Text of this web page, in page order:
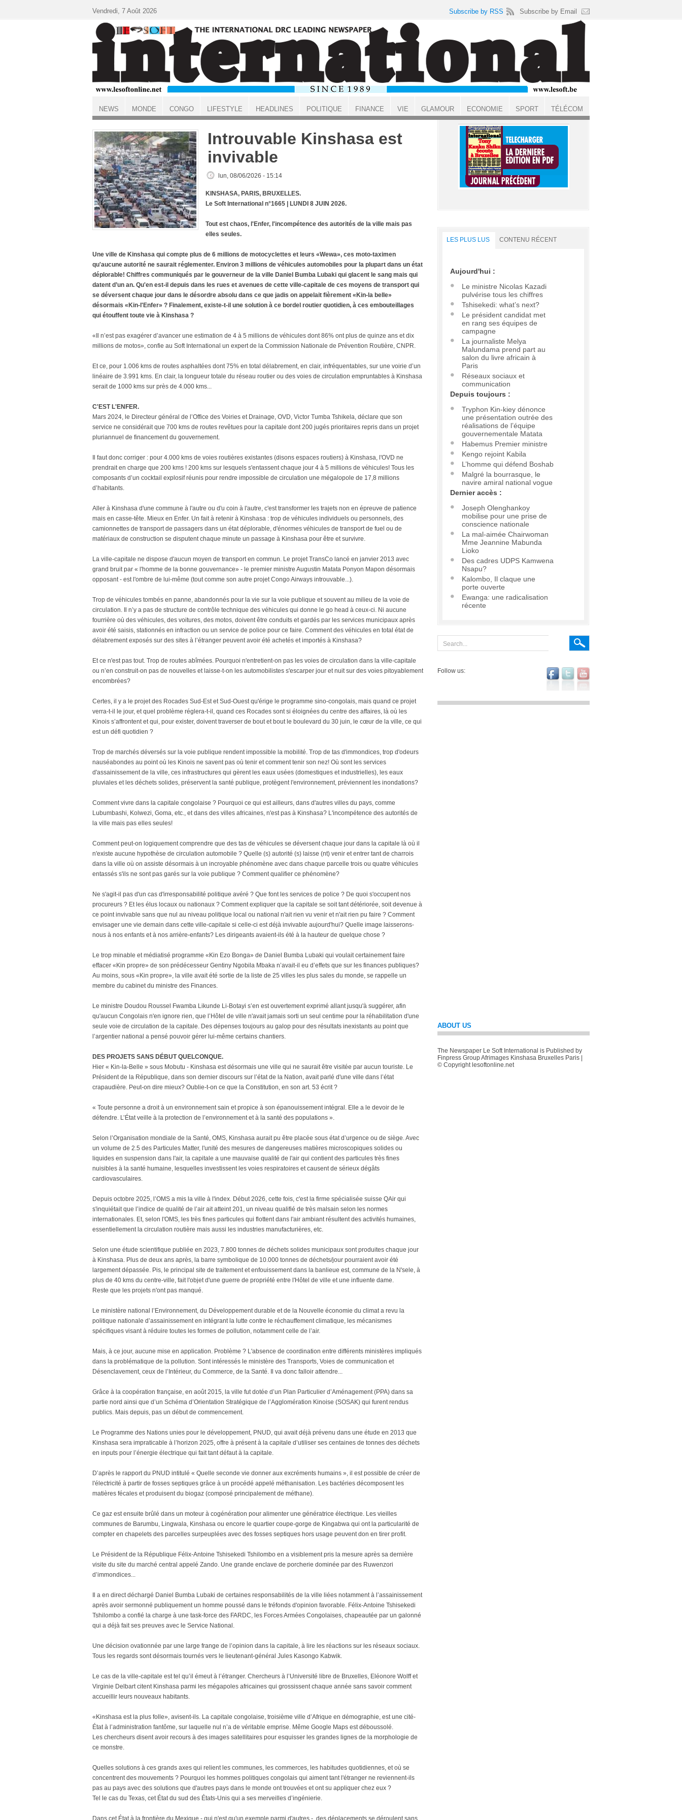
ACCUEIL
Introuvable Kinshasa est
invivable
lun, 08/06/2026 - 15:14
KINSHASA, PARIS, BRUXELLES.
Le Soft International n°1665 | LUNDI 8 JUIN 2026.
Tout est chaos, l'Enfer, l'incompétence des autorités de la ville mais pas
elles seules.
Une ville de Kinshasa qui compte plus de 6 millions de motocyclettes et leurs «Wewa», ces moto-taximen
qu'aucune autorité ne saurait réglementer. Environ 3 millions de véhicules automobiles pour la plupart dans un état
déplorable! Chiffres communiqués par le gouverneur de la ville Daniel Bumba Lubaki qui glacent le sang mais qui
datent d’un an. Qu'en est-il depuis dans les rues et avenues de cette ville-capitale de ces moyens de transport qui
se déversent chaque jour dans le désordre absolu dans ce que jadis on appelait fièrement «Kin-la belle»
désormais «Kin-l'Enfer» ? Finalement, existe-t-il une solution à ce bordel routier quotidien, à ces embouteillages
qui étouffent toute vie à Kinshasa ?
«Il n’est pas exagérer d’avancer une estimation de 4 à 5 millions de véhicules dont 86% ont plus de quinze ans et dix
millions de motos», confie au Soft International un expert de la Commission Nationale de Prévention Routière, CNPR.
Et ce, pour 1.006 kms de routes asphaltées dont 75% en total délabrement, en clair, infréquentables, sur une voirie d’un
linéaire de 3.991 kms. En clair, la longueur totale du réseau routier ou des voies de circulation empruntables à Kinshasa
serait de 1000 kms sur près de 4.000 kms...
C'EST L'ENFER.
Mars 2024, le Directeur général de l’Office des Voiries et Drainage, OVD, Victor Tumba Tshikela, déclare que son
service ne considérait que 700 kms de routes revêtues pour la capitale dont 200 jugés prioritaires repris dans un projet
pluriannuel de financement du gouvernement.
Il faut donc corriger : pour 4.000 kms de voies routières existantes (disons espaces routiers) à Kinshasa, l'OVD ne
prendrait en charge que 200 kms ! 200 kms sur lesquels s'entassent chaque jour 4 à 5 millions de véhicules! Tous les
composants d’un cocktail explosif réunis pour rendre impossible de circulation une mégalopole de 17,8 millions
d’habitants.
Aller à Kinshasa d'une commune à l'autre ou d'u coin à l'autre, c'est transformer les trajets non en épreuve de patience
mais en casse-tête. Mieux en Enfer. Un fait à retenir à Kinshasa : trop de véhicules individuels ou personnels, des
camionnettes de transport de passagers dans un état déplorable, d'énormes véhicules de transport de fuel ou de
matériaux de construction se disputent chaque minute un passage à Kinshasa pour être et survivre.
La ville-capitale ne dispose d'aucun moyen de transport en commun. Le projet TransCo lancé en janvier 2013 avec
grand bruit par « l'homme de la bonne gouvernance» - le premier ministre Augustin Matata Ponyon Mapon désormais
opposant - est l'ombre de lui-même (tout comme son autre projet Congo Airways introuvable...).
Trop de véhicules tombés en panne, abandonnés pour la vie sur la voie publique et souvent au milieu de la voie de
circulation. Il n’y a pas de structure de contrôle technique des véhicules qui donne le go head à ceux-ci. Ni aucune
fourrière où des véhicules, des voitures, des motos, doivent être conduits et gardés par les services municipaux après
avoir été saisis, stationnés en infraction ou un service de police pour ce faire. Comment des véhicules en total état de
délabrement exposés sur des sites à l’étranger peuvent avoir été achetés et importés à Kinshasa?
Et ce n'est pas tout. Trop de routes abîmées. Pourquoi n'entretient-on pas les voies de circulation dans la ville-capitale
ou n’en construit-on pas de nouvelles et laisse-t-on les automobilistes s'escarper jour et nuit sur des voies pitoyablement
encombrées?
Certes, il y a le projet des Rocades Sud-Est et Sud-Ouest qu'érige le programme sino-congolais, mais quand ce projet
verra-t-il le jour, et quel problème réglera-t-il, quand ces Rocades sont si éloignées du centre des affaires, là où les
Kinois s’affrontent et qui, pour exister, doivent traverser de bout et bout le boulevard du 30 juin, le cœur de la ville, ce qui
est un défi quotidien ?
Trop de marchés déversés sur la voie publique rendent impossible la mobilité. Trop de tas d'immondices, trop d'odeurs
nauséabondes au point où les Kinois ne savent pas où tenir et comment tenir son nez! Où sont les services
d'assainissement de la ville, ces infrastructures qui gèrent les eaux usées (domestiques et industrielles), les eaux
pluviales et les déchets solides, préservent la santé publique, protègent l'environnement, préviennent les inondations?
Comment vivre dans la capitale congolaise ? Pourquoi ce qui est ailleurs, dans d'autres villes du pays, comme
Lubumbashi, Kolwezi, Goma, etc., et dans des villes africaines, n'est pas à Kinshasa? L'incompétence des autorités de
la ville mais pas elles seules!
Comment peut-on logiquement comprendre que des tas de véhicules se déversent chaque jour dans la capitale là où il
n'existe aucune hypothèse de circulation automobile ? Quelle (s) autorité (s) laisse (nt) venir et entrer tant de charrois
dans la ville où on assiste désormais à un incroyable phénomène avec dans chaque parcelle trois ou quatre véhicules
entassés s'ils ne sont pas garés sur la voie publique ? Comment qualifier ce phénomène?
Ne s'agit-il pas d'un cas d'irresponsabilité politique avéré ? Que font les services de police ? De quoi s'occupent nos
procureurs ? Et les élus locaux ou nationaux ? Comment expliquer que la capitale se soit tant détériorée, soit devenue à
ce point invivable sans que nul au niveau politique local ou national n'ait rien vu venir et n'ait rien pu faire ? Comment
envisager une vie demain dans cette ville-capitale si celle-ci est déjà invivable aujourd'hui? Quelle image laisserons-
nous à nos enfants et à nos arrière-enfants? Les dirigeants avaient-ils été à la hauteur de quelque chose ?
Le trop minable et médiatisé programme «Kin Ezo Bonga» de Daniel Bumba Lubaki qui voulait certainement faire
effacer «Kin propre» de son prédécesseur Gentiny Ngobila Mbaka n’avait-il eu d’effets que sur les finances publiques?
Au moins, sous «Kin propre», la ville avait été sortie de la liste de 25 villes les plus sales du monde, se rappelle un
membre du cabinet du ministre des Finances.
Le ministre Doudou Roussel Fwamba Likunde Li-Botayi s’en est ouvertement exprimé allant jusqu'à suggérer, afin
qu'aucun Congolais n'en ignore rien, que l’Hôtel de ville n'avait jamais sorti un seul centime pour la réhabilitation d'une
seule voie de circulation de la capitale. Des dépenses toujours au galop pour des résultats inexistants au point que
l’argentier national a pensé pouvoir gérer lui-même certains chantiers.
DES PROJETS SANS DÉBUT QUELCONQUE.
Hier « Kin-la-Belle » sous Mobutu - Kinshasa est désormais une ville qui ne saurait être visitée par aucun touriste. Le
Président de la République, dans son dernier discours sur l’état de la Nation, avait parlé d'une ville dans l’état
crapaudière. Peut-on dire mieux? Oublie-t-on ce que la Constitution, en son art. 53 écrit ?
« Toute personne a droit à un environnement sain et propice à son épanouissement intégral. Elle a le devoir de le
défendre. L’État veille à la protection de l’environnement et à la santé des populations ».
Selon l’Organisation mondiale de la Santé, OMS, Kinshasa aurait pu être placée sous état d’urgence ou de siège. Avec
un volume de 2.5 des Particules Matter, l'unité des mesures de dangereuses matières microscopiques solides ou
liquides en suspension dans l'air, la capitale a une mauvaise qualité de l'air qui contient des particules très fines
nuisibles à la santé humaine, lesquelles investissent les voies respiratoires et causent de sérieux dégâts
cardiovasculaires.
Depuis octobre 2025, l’OMS a mis la ville à l'index. Début 2026, cette fois, c'est la firme spécialisée suisse QAir qui
s'inquiétait que l’indice de qualité de l’air ait atteint 201, un niveau qualifié de très malsain selon les normes
internationales. Et, selon l'OMS, les très fines particules qui flottent dans l'air ambiant résultent des activités humaines,
essentiellement la circulation routière mais aussi les industries manufacturières, etc.
Selon une étude scientifique publiée en 2023, 7.800 tonnes de déchets solides municipaux sont produites chaque jour
à Kinshasa. Plus de deux ans après, la barre symbolique de 10.000 tonnes de déchets/jour pourraient avoir été
largement dépassée. Pis, le principal site de traitement et enfouissement dans la banlieue est, commune de la N'sele, à
plus de 40 kms du centre-ville, fait l'objet d'une guerre de propriété entre l'Hôtel de ville et une influente dame.
Reste que les projets n'ont pas manqué.
Le ministère national l’Environnement, du Développement durable et de la Nouvelle économie du climat a revu la
politique nationale d’assainissement en intégrant la lutte contre le réchauffement climatique, les mécanismes
spécifiques visant à réduire toutes les formes de pollution, notamment celle de l’air.
Mais, à ce jour, aucune mise en application. Problème ? L'absence de coordination entre différents ministères impliqués
dans la problématique de la pollution. Sont intéressés le ministère des Transports, Voies de communication et
Désenclavement, ceux de l’Intérieur, du Commerce, de la Santé. Il va donc falloir attendre...
Grâce à la coopération française, en août 2015, la ville fut dotée d’un Plan Particulier d’Aménagement (PPA) dans sa
partie nord ainsi que d’un Schéma d’Orientation Stratégique de l’Agglomération Kinoise (SOSAK) qui furent rendus
publics. Mais depuis, pas un début de commencement.
Le Programme des Nations unies pour le développement, PNUD, qui avait déjà prévenu dans une étude en 2013 que
Kinshasa sera impraticable à l’horizon 2025, offre à présent à la capitale d’utiliser ses centaines de tonnes des déchets
en inputs pour l’énergie électrique qui fait tant défaut à la capitale.
D’après le rapport du PNUD intitulé « Quelle seconde vie donner aux excréments humains », il est possible de créer de
l'électricité à partir de fosses septiques grâce à un procédé appelé méthanisation. Les bactéries décomposent les
matières fécales et produisent du biogaz (composé principalement de méthane).
Ce gaz est ensuite brûlé dans un moteur à cogénération pour alimenter une génératrice électrique. Les vieilles
communes de Barumbu, Lingwala, Kinshasa ou encore le quartier coupe-gorge de Kingabwa qui ont la particularité de
compter en chapelets des parcelles surpeuplées avec des fosses septiques hors usage peuvent don en tirer profit.
Le Président de la République Félix-Antoine Tshisekedi Tshilombo en a visiblement pris la mesure après sa dernière
visite du site du marché central appelé Zando. Une grande enclave de porcherie dominée par des Ruwenzori
d’immondices...
Il a en direct déchargé Daniel Bumba Lubaki de certaines responsabilités de la ville liées notamment à l’assainissement
après avoir sermonné publiquement un homme poussé dans le tréfonds d'opinion favorable. Félix-Antoine Tshisekedi
Tshilombo a confié la charge à une task-force des FARDC, les Forces Armées Congolaises, chapeautée par un galonné
qui a déjà fait ses preuves avec le Service National.
Une décision ovationnée par une large frange de l’opinion dans la capitale, à lire les réactions sur les réseaux sociaux.
Tous les regards sont désormais tournés vers le lieutenant-général Jules Kasongo Kabwik.
Le cas de la ville-capitale est tel qu’il émeut à l’étranger. Chercheurs à l’Université libre de Bruxelles, Eléonore Wolff et
Virginie Delbart citent Kinshasa parmi les mégapoles africaines qui grossissent chaque année sans savoir comment
accueillir leurs nouveaux habitants.
«Kinshasa est la plus folle», avisent-ils. La capitale congolaise, troisième ville d’Afrique en démographie, est une cité-
État à l’administration fantôme, sur laquelle nul n’a de véritable emprise. Même Google Maps est déboussolé.
Les chercheurs disent avoir recours à des images satellitaires pour esquisser les grandes lignes de la morphologie de
ce monstre.
Quelles solutions à ces grands axes qui relient les communes, les commerces, les habitudes quotidiennes, et où se
concentrent des mouvements ? Pourquoi les hommes politiques congolais qui aiment tant l'étranger ne reviennent-ils
pas au pays avec des solutions que d'autres pays dans le monde ont trouvées et ont su appliquer chez eux ?
Tel le cas du Texas, cet État du sud des États-Unis qui a ses merveilles d’ingénierie.
Dans cet État à la frontière du Mexique - qui n'est qu'un exemple parmi d'autres -, des déplacements se déroulent sans
LES PLUS LUS CONTENU RÉCENT
Aujourd'hui :
Le ministre Nicolas Kazadi
pulvérise tous les chiffres
Tshisekedi: what’s next?
Le président candidat met
en rang ses équipes de
campagne
La journaliste Melya
Malundama prend part au
salon du livre africain à
Paris
Réseaux sociaux et
communication
Depuis toujours :
Tryphon Kin-kiey dénonce
une présentation outrée des
réalisations de l’équipe
gouvernementale Matata
Habemus Premier ministre
Kengo rejoint Kabila
L’homme qui défend Boshab
Malgré la bourrasque, le
navire amiral national vogue
Dernier accès :
Joseph Olenghankoy
mobilise pour une prise de
conscience nationale
La mal-aimée Chairwoman
Mme Jeannine Mabunda
Lioko
Des cadres UDPS Kamwena
Nsapu?
Kalombo, Il claque une
porte ouverte
Ewanga: une radicalisation
récente
Follow us:
ABOUT US
The Newspaper Le Soft International is Published by
Finpress Group Afrimages Kinshasa Bruxelles Paris |
© Copyright lesoftonline.net
Vendredi, 7 Août 2026 Subscribe by RSS Subscribe by Email
NEWS MONDE CONGO LIFESTYLE HEADLINES POLITIQUE FINANCE VIE GLAMOUR ECONOMIE SPORT TÉLÉCOM